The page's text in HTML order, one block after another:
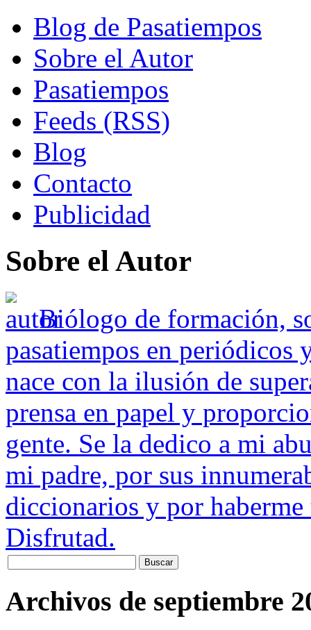
Blog de Pasatiempos
Sobre el Autor
Pasatiempos
Feeds (RSS)
Blog
Contacto
Publicidad
Sobre el Autor
Biólogo de formación,
pasatiempos en periódicos
nace con la ilusión de
prensa en papel y
gente. Se la dedico a mi
mi padre, por sus
diccionarios y por
Disfrutad.
Archivos de septiembre